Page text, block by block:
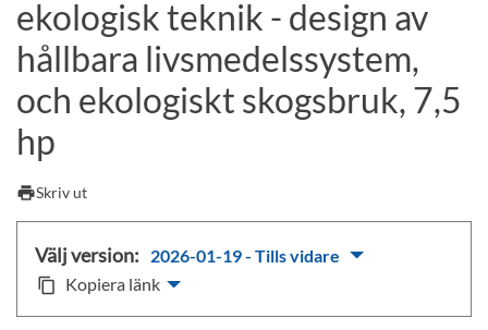
ekologisk teknik - design av
hållbara livsmedelssystem,
och ekologiskt skogsbruk, 7,5
hp
printSkriv ut
Välj version: 2026-01-19 - Tills vidare
content_copy Kopiera länk